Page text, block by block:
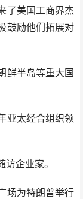
了美国工商界杰
鼓励他们拓展对
半岛等重大国
太经合组织领
企业家。
为特朗普举行